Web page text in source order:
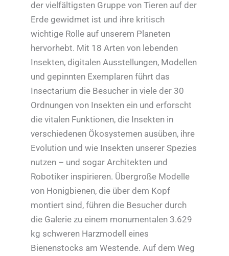
der vielfältigsten Gruppe von Tieren auf der
Erde gewidmet ist und ihre kritisch
wichtige Rolle auf unserem Planeten
hervorhebt. Mit 18 Arten von lebenden
Insekten, digitalen Ausstellungen, Modellen
und gepinnten Exemplaren führt das
Insectarium die Besucher in viele der 30
Ordnungen von Insekten ein und erforscht
die vitalen Funktionen, die Insekten in
verschiedenen Ökosystemen ausüben, ihre
Evolution und wie Insekten unserer Spezies
nutzen – und sogar Architekten und
Robotiker inspirieren. Übergroße Modelle
von Honigbienen, die über dem Kopf
montiert sind, führen die Besucher durch
die Galerie zu einem monumentalen 3.629
kg schweren Harzmodell eines
Bienenstocks am Westende. Auf dem Weg